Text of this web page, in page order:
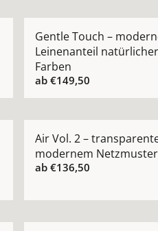
Gentle Touch –
Leinenanteil
Farben
ab €149,50
Air Vol. 2 –
modernem Netzmuster
ab €136,50